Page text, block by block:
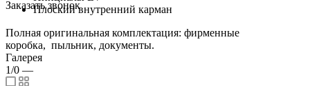
Заказать звонок
Плоский внутренний карман
Полная оригинальная комплектация: фирменные
коробка, пыльник, документы.
Галерея
1/0 —